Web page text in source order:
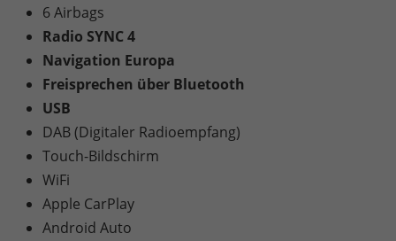
6 Airbags
Radio SYNC 4
Navigation Europa
Freisprechen über Bluetooth
USB
DAB (Digitaler Radioempfang)
Touch-Bildschirm
WiFi
Apple CarPlay
Android Auto